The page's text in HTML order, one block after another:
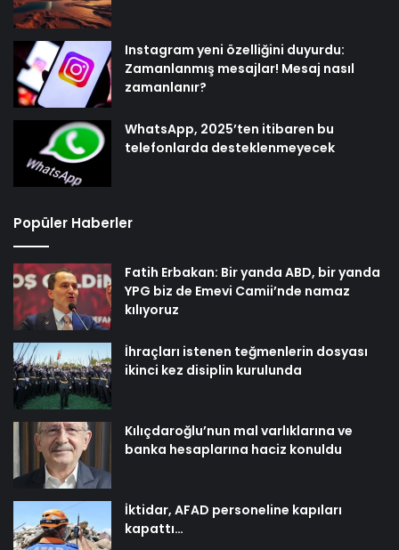
Instagram yeni özelliğini duyurdu:
Zamanlanmış mesajlar! Mesaj nasıl
zamanlanır?
WhatsApp, 2025’ten itibaren bu
telefonlarda desteklenmeyecek
Popüler Haberler
Fatih Erbakan: Bir yanda ABD, bir yanda
YPG biz de Emevi Camii’nde namaz
kılıyoruz
İhraçları istenen teğmenlerin dosyası
ikinci kez disiplin kurulunda
Kılıçdaroğlu’nun mal varlıklarına ve
banka hesaplarına haciz konuldu
İktidar, AFAD personeline kapıları
kapattı…